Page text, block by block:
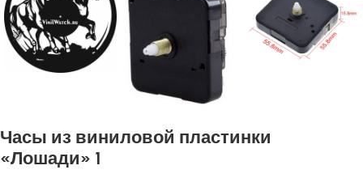
Часы из виниловой пластинки
«Лошади» 1